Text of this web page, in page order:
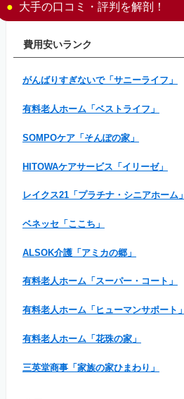
大手の口コミ・評判を解剖！
費用安いランク
がんばりすぎないで「サニーライフ」
有料老人ホーム「ベストライフ」
SOMPOケア「そんぽの家」
HITOWAケアサービス「イリーゼ」
レイクス21「プラチナ・シニアホーム」
ベネッセ「ここち」
ALSOK介護「アミカの郷」
有料老人ホーム「スーパー・コート」
有料老人ホーム「ヒューマンサポート」
有料老人ホーム「花珠の家」
三英堂商事「家族の家ひまわり」